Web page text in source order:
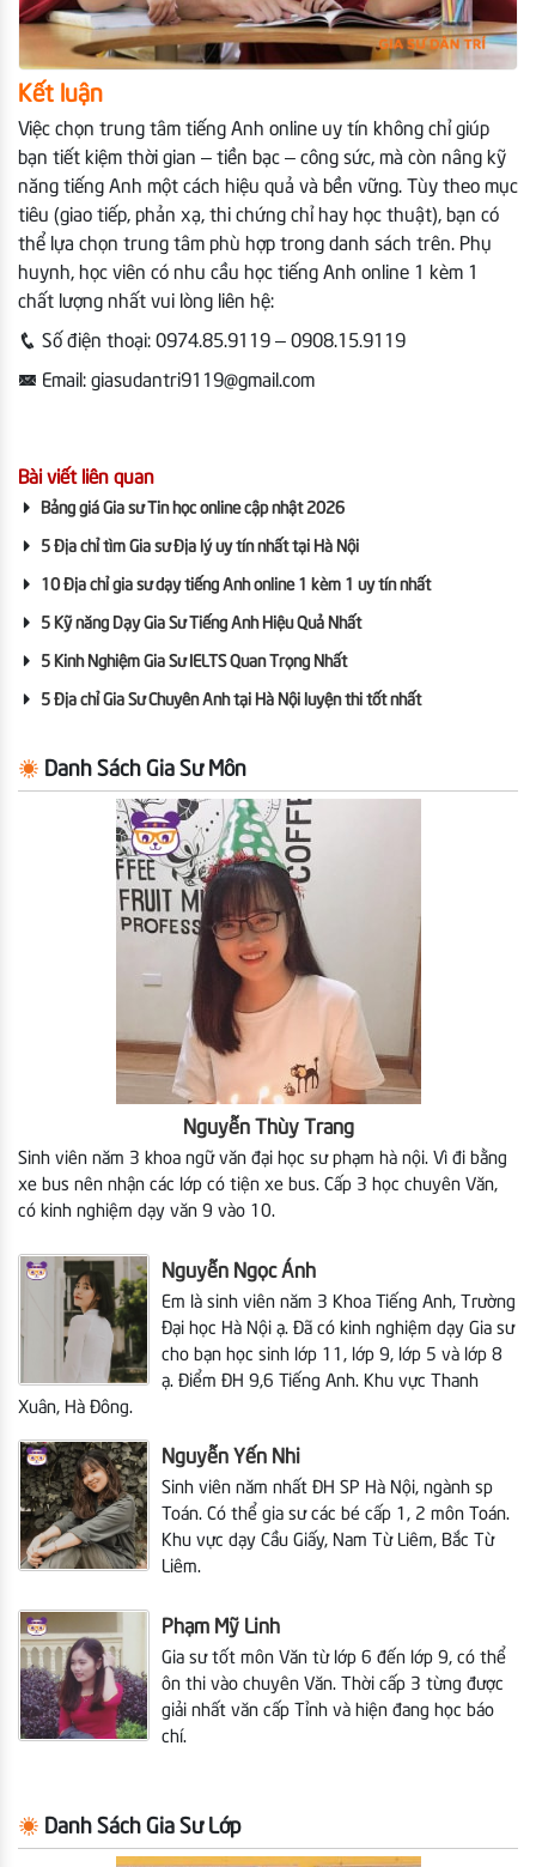
Kết luận
Việc chọn trung tâm tiếng Anh online uy tín không chỉ giúp
bạn tiết kiệm thời gian – tiền bạc – công sức, mà còn nâng kỹ
năng tiếng Anh một cách hiệu quả và bền vững. Tùy theo mục
tiêu (giao tiếp, phản xạ, thi chứng chỉ hay học thuật), bạn có
thể lựa chọn trung tâm phù hợp trong danh sách trên. Phụ
huynh, học viên có nhu cầu học tiếng Anh online 1 kèm 1
chất lượng nhất vui lòng liên hệ:
Số điện thoại: 0974.85.9119 – 0908.15.9119
Email: giasudantri9119@gmail.com
Bài viết liên quan
Bảng giá Gia sư Tin học online cập nhật 2026
5 Địa chỉ tìm Gia sư Địa lý uy tín nhất tại Hà Nội
10 Địa chỉ gia sư dạy tiếng Anh online 1 kèm 1 uy tín nhất
5 Kỹ năng Dạy Gia Sư Tiếng Anh Hiệu Quả Nhất
5 Kinh Nghiệm Gia Sư IELTS Quan Trọng Nhất
5 Địa chỉ Gia Sư Chuyên Anh tại Hà Nội luyện thi tốt nhất
Danh Sách Gia Sư Môn
Nguyễn Thùy Trang
Sinh viên năm 3 khoa ngữ văn đại học sư phạm hà nội. Vì đi bằng
xe bus nên nhận các lớp có tiện xe bus. Cấp 3 học chuyên Văn,
có kinh nghiệm dạy văn 9 vào 10.
Nguyễn Ngọc Ánh
Em là sinh viên năm 3 Khoa Tiếng Anh, Trường
Đại học Hà Nội ạ. Đã có kinh nghiệm dạy Gia sư
cho bạn học sinh lớp 11, lớp 9, lớp 5 và lớp 8
ạ. Điểm ĐH 9,6 Tiếng Anh. Khu vực Thanh
Xuân, Hà Đông.
Nguyễn Yến Nhi
Sinh viên năm nhất ĐH SP Hà Nội, ngành sp
Toán. Có thể gia sư các bé cấp 1, 2 môn Toán.
Khu vực dạy Cầu Giấy, Nam Từ Liêm, Bắc Từ
Liêm.
Phạm Mỹ Linh
Gia sư tốt môn Văn từ lớp 6 đến lớp 9, có thể
ôn thi vào chuyên Văn. Thời cấp 3 từng được
giải nhất văn cấp Tỉnh và hiện đang học báo
chí.
Danh Sách Gia Sư Lớp